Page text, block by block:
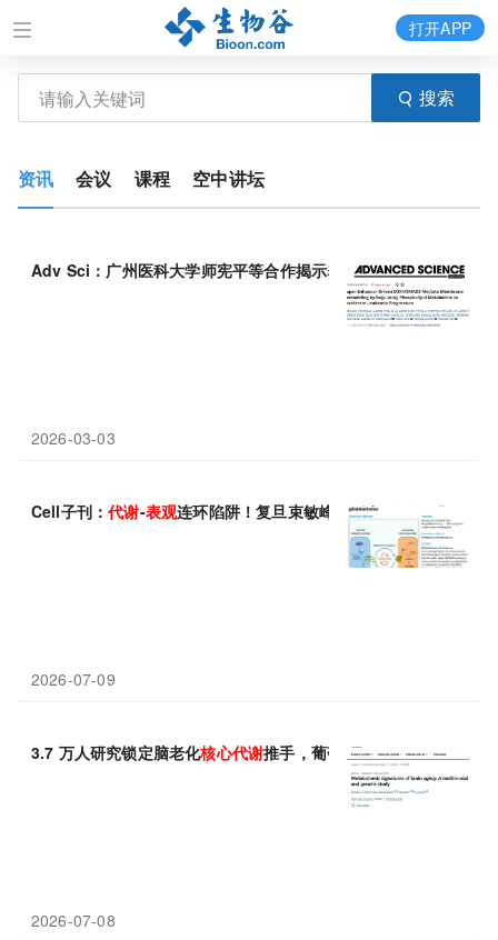
搜索
打开APP
资讯 会议 课程 空中讲坛
Adv Sci：广州医科大学师宪平等合作揭示表观遗传“劫持”代谢
2026-03-03
Cell子刊：代谢-表观连环陷阱！复旦束敏峰团队破译RNA修饰环
2026-07-09
3.7 万人研究锁定脑老化核心代谢推手，葡萄糖加速衰老获遗传
2026-07-08